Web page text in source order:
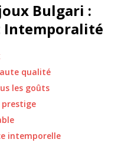
Bulgari :
Intemporalité
qualité
les goûts
prestige
intemporelle